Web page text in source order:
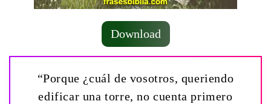
Download
“Porque ¿cuál de vosotros, queriendo
edificar una torre, no cuenta primero